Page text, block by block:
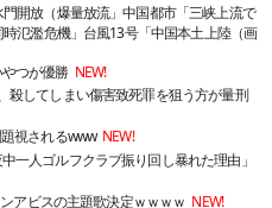
開放（爆量放流」中国都市「三峡上流で
氾濫危機」台風13号「中国本土上陸（画
つが優勝 NEW!
殺してしまい傷害致死罪を狙う方が量刑
視されるwww NEW!
一人ゴルフクラブ振り回し暴れた理由」
アビスの主題歌決定ｗｗｗｗ NEW!